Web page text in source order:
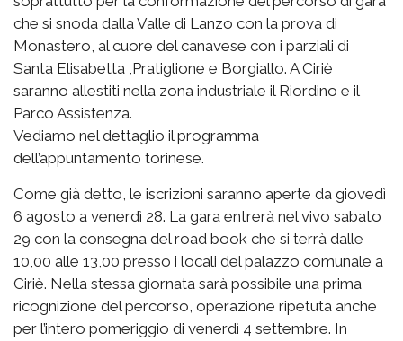
che si snoda dalla Valle di Lanzo con la prova di
Monastero, al cuore del canavese con i parziali di
Santa Elisabetta ,Pratiglione e Borgiallo. A Ciriè
saranno allestiti nella zona industriale il Riordino e il
Parco Assistenza.
Vediamo nel dettaglio il programma
dell’appuntamento torinese.
Come già detto, le iscrizioni saranno aperte da giovedì
6 agosto a venerdì 28. La gara entrerà nel vivo sabato
29 con la consegna del road book che si terrà dalle
10,00 alle 13,00 presso i locali del palazzo comunale a
Ciriè. Nella stessa giornata sarà possibile una prima
ricognizione del percorso, operazione ripetuta anche
per l’intero pomeriggio di venerdì 4 settembre. In